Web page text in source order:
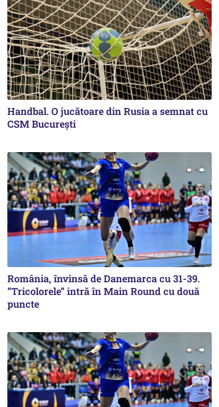
Handbal. O jucătoare din Rusia a semnat cu
CSM Bucureşti
România, învinsă de Danemarca cu 31-39.
”Tricolorele” intră în Main Round cu două
puncte